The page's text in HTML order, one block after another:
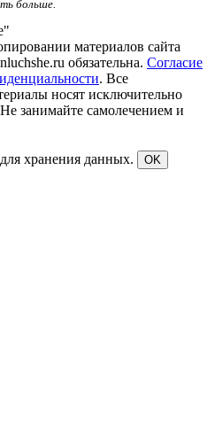
больше.
материалов сайта
обязательна. Согласие
. Все
носят исключительно
занимайте самолечением и
хранения данных. OK